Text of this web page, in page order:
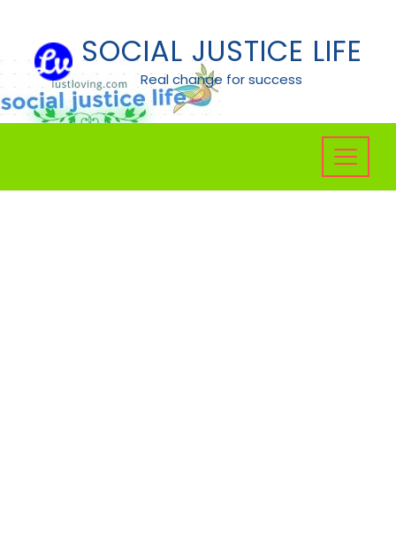
content
SOCIAL JUSTICE LIFE
Real change for success